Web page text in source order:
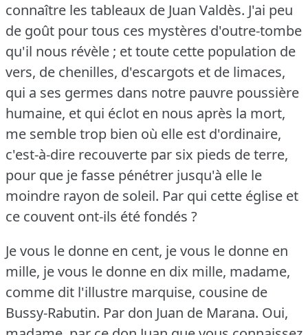
connaître les tableaux de Juan Valdès. J'ai peu
de goût pour tous ces mystères d'outre-tombe
qu'il nous révèle ; et toute cette population de
vers, de chenilles, d'escargots et de limaces,
qui a ses germes dans notre pauvre poussière
humaine, et qui éclot en nous après la mort,
me semble trop bien où elle est d'ordinaire,
c'est-à-dire recouverte par six pieds de terre,
pour que je fasse pénétrer jusqu'à elle le
moindre rayon de soleil. Par qui cette église et
ce couvent ont-ils été fondés ?
Je vous le donne en cent, je vous le donne en
mille, je vous le donne en dix mille, madame,
comme dit l'illustre marquise, cousine de
Bussy-Rabutin. Par don Juan de Marana. Oui,